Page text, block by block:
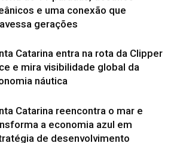
e uma conexão que
gerações
Catarina entra na rota da Clipper
e mira visibilidade global da
náutica
Catarina reencontra o mar e
a economia azul em
de desenvolvimento